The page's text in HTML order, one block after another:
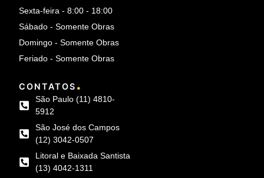
Sexta-feira - 8:00 - 18:00
Sábado - Somente Obras
Domingo - Somente Obras
Feriado - Somente Obras
CONTATOS .
São Paulo (11) 4810-
5912
São José dos Campos
(12) 3042-0507
Litoral e Baixada Santista
(13) 4042-1311